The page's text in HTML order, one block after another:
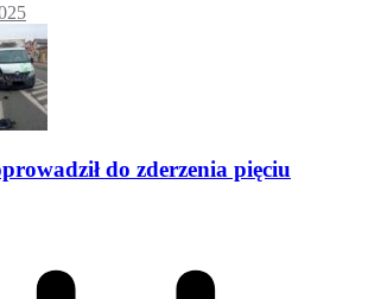
do zderzenia pięciu